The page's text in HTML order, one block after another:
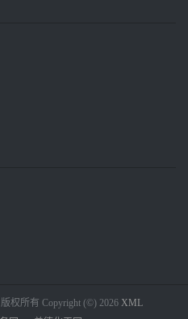
版权所有 Copyright (©) 2026 XML